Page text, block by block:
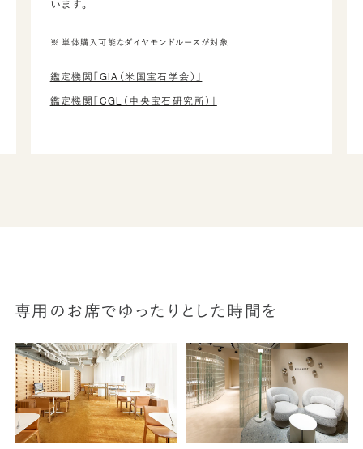
います。
※ 単体購入可能なダイヤモンドルースが対象
鑑定機関「GIA（米国宝石学会）」
鑑定機関「CGL（中央宝石研究所）」
専用のお席でゆったりとした時間を